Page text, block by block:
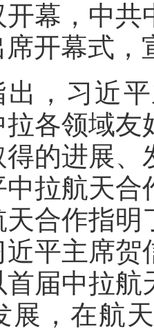
幕，中
开幕式，
出，习近
拉各领域
的进展
拉航天
合作指
平主席
届中拉
展，在航